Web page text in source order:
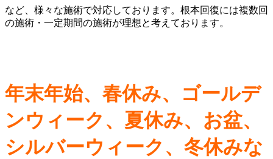
など、様々な施術で対応しております。根本回復には複数回
の施術・一定期間の施術が理想と考えております。
年末年始、春休み、ゴールデ
ンウィーク、夏休み、お盆、
シルバーウィーク、冬休みな